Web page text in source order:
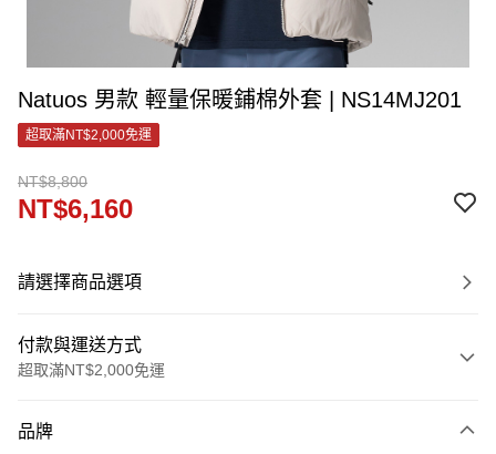
Natuos 男款 輕量保暖鋪棉外套 | NS14MJ201
超取滿NT$2,000免運
NT$8,800
NT$6,160
請選擇商品選項
付款與運送方式
超取滿NT$2,000免運
信用卡一次付款
品牌